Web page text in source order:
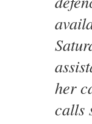
her
calls